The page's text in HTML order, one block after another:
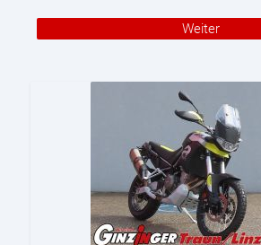
Weiter